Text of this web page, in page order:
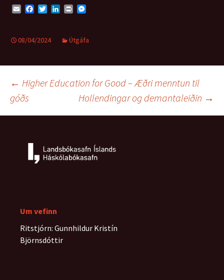
E
i
l
e
b
T
t
t
e
P
n
t
e
r
08/04/2024 Útgáfa
Leiðarkerfi
færslna
← Higher Education for Good – Æðri menntun til
góðs
Hollendingar og demantaleiðin →
Um vefinn
Ritstjórn: Gunnhildur Kristín
Björnsdóttir